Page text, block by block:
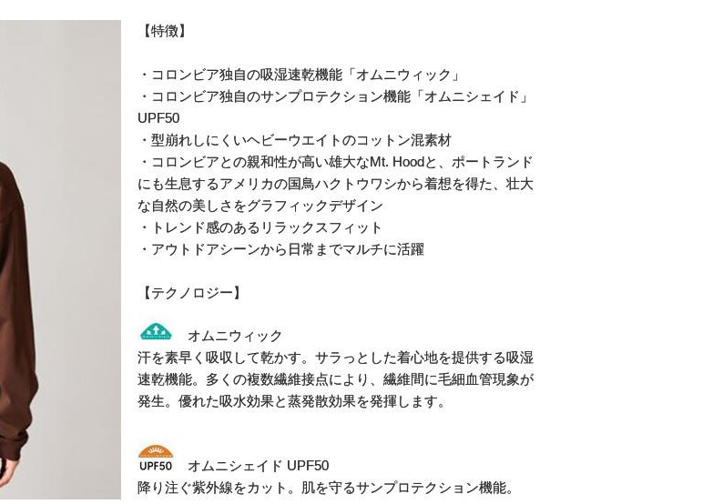
【特徴】
・コロンビア独自の吸湿速乾機能「オムニウィック」
・コロンビア独自のサンプロテクション機能「オムニシェイド」
UPF50
・型崩れしにくいヘビーウエイトのコットン混素材
・コロンビアとの親和性が高い雄大なMt. Hoodと、ポートランド
にも生息するアメリカの国鳥ハクトウワシから着想を得た、壮大
な自然の美しさをグラフィックデザイン
・トレンド感のあるリラックスフィット
・アウトドアシーンから日常までマルチに活躍
【テクノロジー】
オムニウィック
汗を素早く吸収して乾かす。サラっとした着心地を提供する吸湿
速乾機能。多くの複数繊維接点により、繊維間に毛細血管現象が
発生。優れた吸水効果と蒸発散効果を発揮します。
オムニシェイド UPF50
降り注ぐ紫外線をカット。肌を守るサンプロテクション機能。